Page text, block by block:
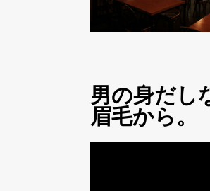
男の身だし
眉毛から。